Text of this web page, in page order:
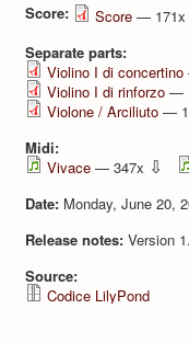
Score: Score — 171x
Separate parts:
Violino I di concertino
Violino I di rinforzo —
Violone / Arciliuto —
Midi:
Vivace — 347x ⇩
Date: Monday, June 20,
Release notes: Version
Source:
Codice LilyPond